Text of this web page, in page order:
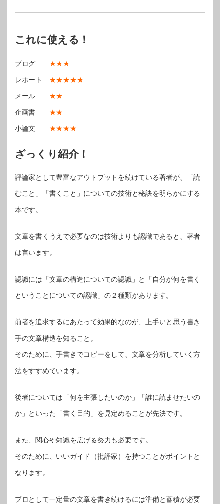
これに使える！
ブログ ★★★
レポート ★★★★★
メール ★★
企画書 ★★
小論文 ★★★★
ざっくり紹介！
評論家として豊富なアウトプットを続けている著者が、「読
むこと」「書くこと」についての技術と秘訣を明らかにする
本です。
文章を書くうえで必要なのは技術よりも認識であると、著者
は言います。
認識には「文章の構造についての認識」と「自分が何を書く
ということについての認識」の２種類があります。
前者を追求するにあたって効果的なのが、上手いと思う書き
手の文章構造を知ること。
そのために、手書きでコピーをして、文章を分析していく方
法をすすめています。
後者については「何を主張したいのか」「誰に読ませたいの
か」といった「書く目的」を見定めることが先決です。
また、関心や知識を広げる努力も必要です。
そのために、いいガイド（批評家）を持つことがポイントと
なります。
プロとして一定量の文章を書き続けるには準備と蓄積が必要